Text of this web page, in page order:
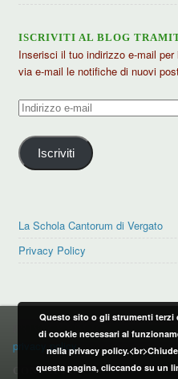
ISCRIVITI AL BLOG
Inserisci il tuo indirizzo e-mail
via e-mail le notifiche di nuovi
Indirizzo
mail
Iscriviti
La Schola Cantorum di Vergato
Privacy Policy
PRIVACY POLICY
privacy policy
CONTATTI:
Questo sito o gli strumenti
di cookie necessari al
nella privacy
questa pagina, cliccando su un